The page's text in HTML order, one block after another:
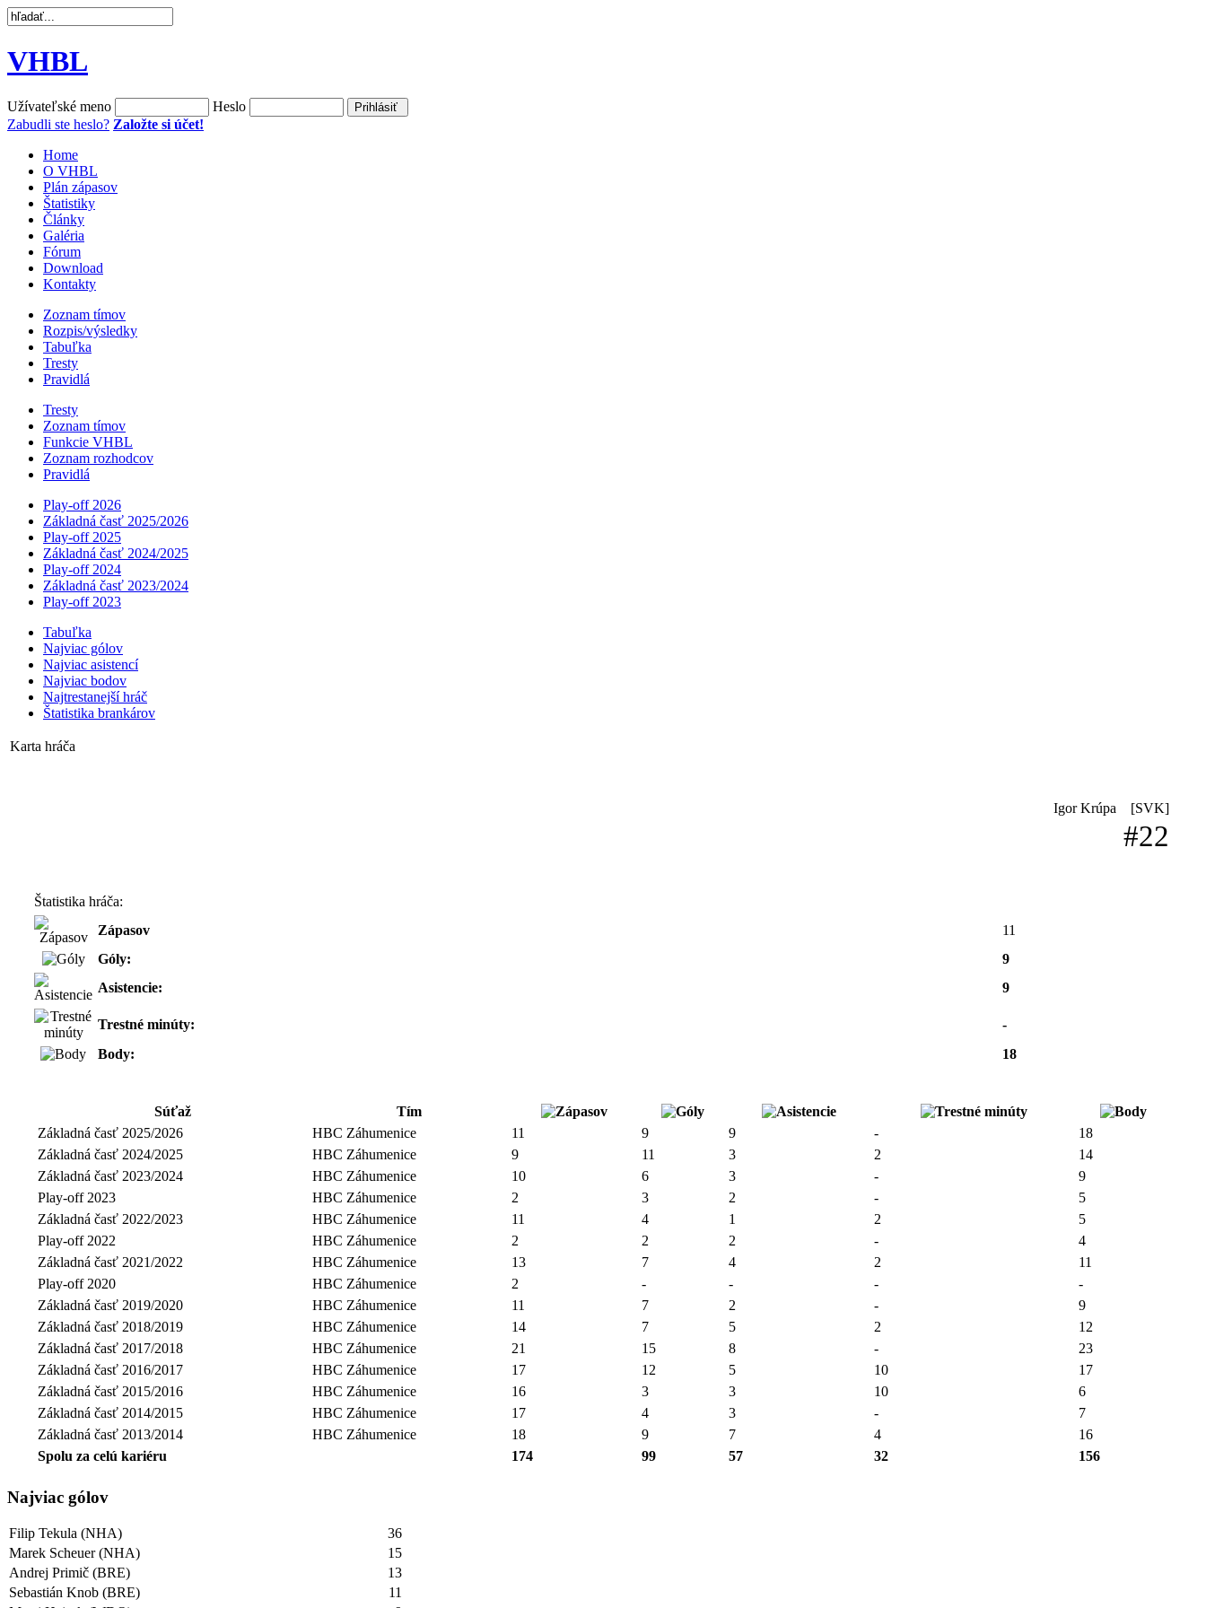
VHBL
Užívateľské meno
Heslo
Zabudli ste heslo? Založte si účet!
Home
O VHBL
Plán zápasov
Štatistiky
Články
Galéria
Fórum
Download
Kontakty
Zoznam tímov
Rozpis/výsledky
Tabuľka
Tresty
Pravidlá
Tresty
Zoznam tímov
Funkcie VHBL
Zoznam rozhodcov
Pravidlá
Play-off 2026
Základná časť 2025/2026
Play-off 2025
Základná časť 2024/2025
Play-off 2024
Základná časť 2023/2024
Play-off 2023
Tabuľka
Najviac gólov
Najviac asistencí­
Najviac bodov
Najtrestanejší hráč
Štatistika brankárov
Karta hráča
Igor Krúpa [SVK]
#22
Štatistika hráča:
Zápasov
11
Góly:
9
Asistencie:
9
Trestné minúty:
-
Body:
18
Súťaž
Tím
Základná časť 2025/2026
HBC Záhumenice 11 9 9 -
18
Základná časť 2024/2025
HBC Záhumenice 9 11 3 2
14
Základná časť 2023/2024
HBC Záhumenice 10 6 3 -
9
Play-off 2023
HBC Záhumenice 2 3 2 -
5
Základná časť 2022/2023
HBC Záhumenice 11 4 1 2
5
Play-off 2022
HBC Záhumenice 2 2 2 -
4
Základná časť 2021/2022
HBC Záhumenice 13 7 4 2
11
Play-off 2020
HBC Záhumenice 2 - - -
-
Základná časť 2019/2020
HBC Záhumenice 11 7 2 -
9
Základná časť 2018/2019
HBC Záhumenice 14 7 5 2
12
Základná časť 2017/2018
HBC Záhumenice 21 15 8 -
23
Základná časť 2016/2017
HBC Záhumenice 17 12 5 10
17
Základná časť 2015/2016
HBC Záhumenice 16 3 3 10
6
Základná časť 2014/2015
HBC Záhumenice 17 4 3 -
7
Základná časť 2013/2014
HBC Záhumenice 18 9 7 4
16
Spolu za celú kariéru
174 99 57 32 156
Najviac gólov
Filip Tekula (NHA)
36
Marek Scheuer (NHA)
15
Andrej Primič (BRE)
13
Sebastián Knob (BRE)
11